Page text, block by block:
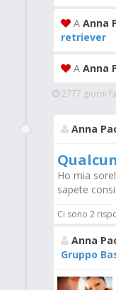
A Anna
retriever
A Anna
2777 giorni fa
Anna
Ho mia
sapete
Ci sono 2
Anna
Gruppo